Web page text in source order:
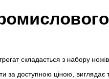
складається з набору
за доступною ціною, виглядає